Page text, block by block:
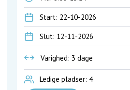
Start: 22-10-2026
Slut: 12-11-2026
Varighed: 3 dage
Ledige pladser: 4